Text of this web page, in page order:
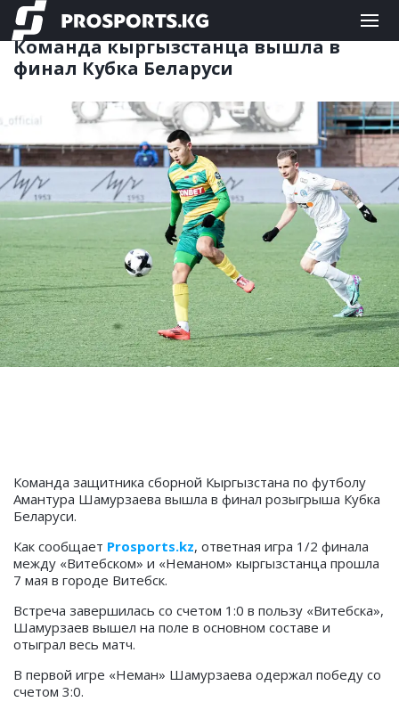
ФУТБОЛ 08.05.2025 12:34
Команда кыргызстанца вышла в
финал Кубка Беларуси
Команда защитника сборной Кыргызстана по футболу
Амантура Шамурзаева вышла в финал розыгрыша Кубка
Беларуси.
Как сообщает Prosports.kz, ответная игра 1/2 финала
между «Витебском» и «Неманом» кыргызстанца прошла
7 мая в городе Витебск.
Встреча завершилась со счетом 1:0 в пользу «Витебска»,
Шамурзаев вышел на поле в основном составе и
отыграл весь матч.
В первой игре «Неман» Шамурзаева одержал победу со
счетом 3:0.